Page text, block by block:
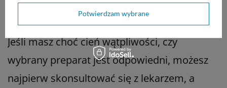
od określonego wieku. Jeśli chcesz podać dziecku
to konieczna jest konsultacja.
Jeśli masz choć cień wątpliwości, czy
wybrany preparat jest odpowiedni, możesz
najpierw skonsultować się z lekarzem, a
Potwierdzam wybrane